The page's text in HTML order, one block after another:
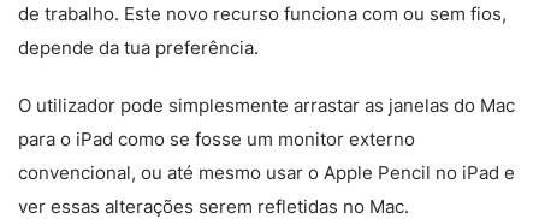
de trabalho. Este novo recurso funciona com ou sem fios,
depende da tua preferência.
O utilizador pode simplesmente arrastar as janelas do Mac
para o iPad como se fosse um monitor externo
convencional, ou até mesmo usar o Apple Pencil no iPad e
ver essas alterações serem refletidas no Mac.